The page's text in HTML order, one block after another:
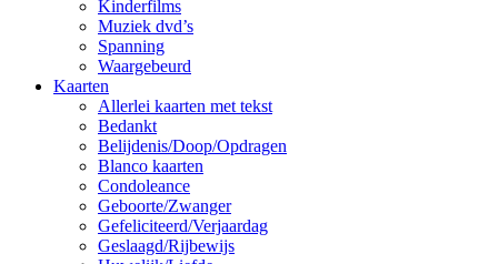
Kinderfilms
Muziek dvd’s
Spanning
Waargebeurd
Kaarten
Allerlei kaarten met tekst
Bedankt
Belijdenis/Doop/Opdragen
Blanco kaarten
Condoleance
Geboorte/Zwanger
Gefeliciteerd/Verjaardag
Geslaagd/Rijbewijs